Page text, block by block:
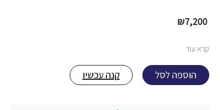
7,200
₪
קרא עוד
הוספה לסל קנה עכשיו